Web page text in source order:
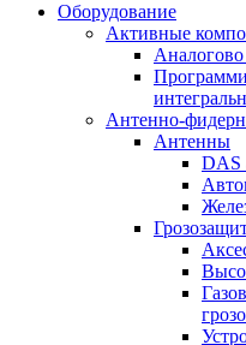
Оборудование
Активные
Антенно-
Антенны
DAS